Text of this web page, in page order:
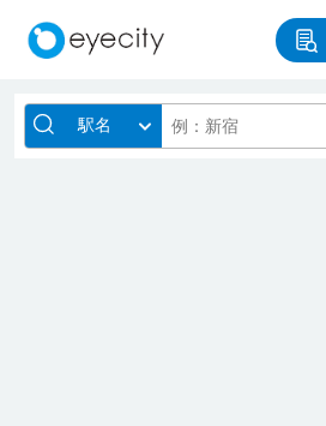
駅名